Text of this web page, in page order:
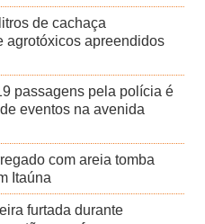
de cachaça
agrotóxicos apreendidos
passagens pela polícia é
eventos na avenida
com areia tomba
Itaúna
furtada durante